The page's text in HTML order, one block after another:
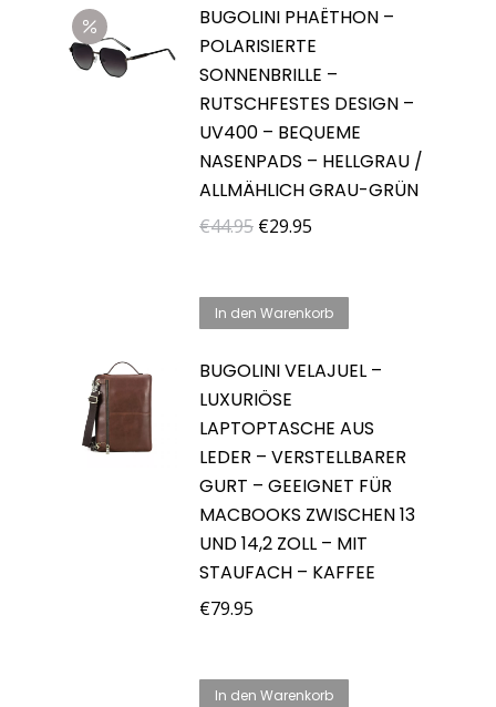
BUGOLINI PHAËTHON –
POLARISIERTE
SONNENBRILLE –
RUTSCHFESTES DESIGN –
UV400 – BEQUEME
NASENPADS – HELLGRAU /
ALLMÄHLICH GRAU-GRÜN
€44.95 Ursprünglicher
€44.95
€29.95
€29.95.
In den Warenkorb
BUGOLINI VELAJUEL –
LUXURIÖSE
LAPTOPTASCHE AUS
LEDER – VERSTELLBARER
GURT – GEEIGNET FÜR
MACBOOKS ZWISCHEN 13
UND 14,2 ZOLL – MIT
STAUFACH – KAFFEE
€79.95
In den Warenkorb